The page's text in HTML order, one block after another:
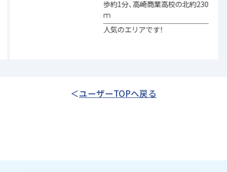
歩約1分、高崎商業高校の北約230
ｍ
人気のエリアです！
ユーザーTOPへ戻る